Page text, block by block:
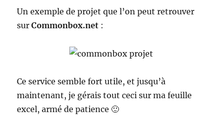
Un exemple de projet que l’on peut retrouver
surCommonbox.net :
Ce service semble fort utile, et jusqu’à
maintenant, je gérais tout ceci sur ma feuille
excel, armé de patience 🙂